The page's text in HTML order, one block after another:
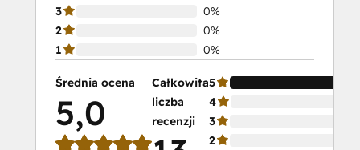
3
0%
2
0%
1
0%
Średnia ocena
5,0
Całkowita
liczba
recenzji
5
4
3
2